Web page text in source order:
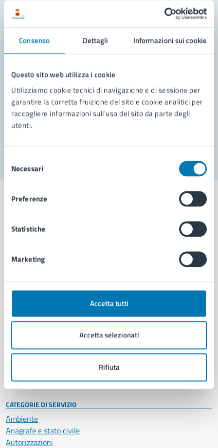
Consenso Dettagli Informazioni sui cookie
Questo sito web utilizza i cookie
Utilizziamo cookie tecnici di navigazione e di sessione per
garantire la corretta fruizione del sito e cookie analitici per
raccogliere informazioni sull'uso del sito da parte degli
utenti.
delNecessari
Preferenze
Statistiche
Marketing
Accetta tutti
Accetta selezionati
Rifiuta
Leggi le domande frequenti
Richiedi assistenza
Prenota appuntamento
Problemi in città
Comune di Napoli
AMMINISTRAZIONE
Organi di governo
Enti e fondazioni
Personale amministrativo
Intranet, posta aziendale e protocollo
CATEGORIE DI SERVIZIO
Ambiente
Anagrafe e stato civile
Autorizzazioni